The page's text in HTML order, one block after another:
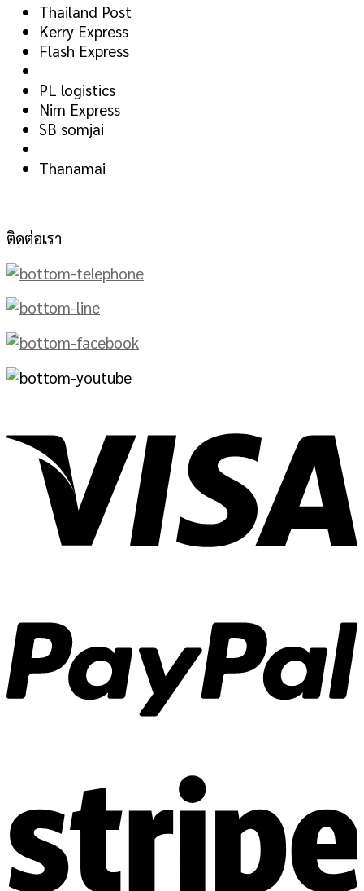
Thailand Post
Kerry Express
Flash Express
PL logistics
Nim Express
SB somjai
Thanamai
ติดต่อเรา